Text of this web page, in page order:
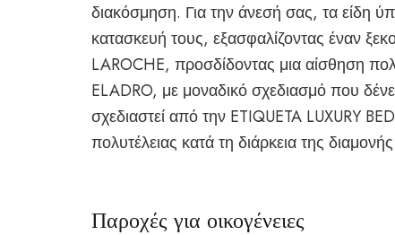
διακόσμηση. Για την άνεσή σας, τα είδη
κατασκευή τους, εξασφαλίζοντας έναν
LAROCHE, προσδίδοντας μια αίσθηση
ELADRO, με μοναδικό σχεδιασμό που
σχεδιαστεί από την ETIQUETA LUXURY
πολυτέλειας κατά τη διάρκεια της
Παροχές για οικογένειες